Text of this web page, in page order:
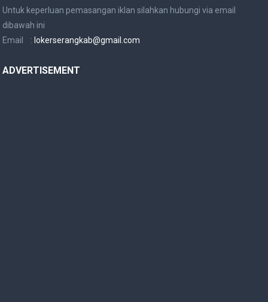
Untuk keperluan pemasangan iklan silahkan hubungi via email
dibawah ini
Email : lokerserangkab@gmail.com
ADVERTISEMENT